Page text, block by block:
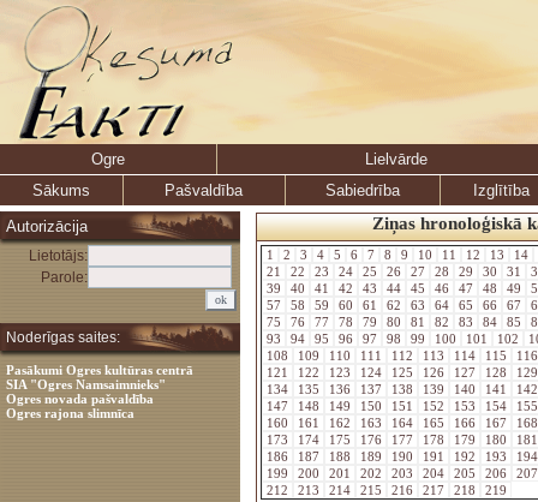
Ogre
Lielvārde
Sākums
Pašvaldība Sabiedrība
Izglītība
Autorizācija
Lietotājs:
Parole:
Noderīgas saites:
Pasākumi Ogres kultūras centrā
SIA "Ogres Namsaimnieks"
Ogres novada pašvaldība
Ogres rajona slimnīca
Ziņas hronoloģiskā
1 2 3 4 5 6 7 8 9 10 11 12 13 14
21
22 23 24 25 26 27 28 29 30 31
39
40 41 42 43 44 45 46 47 48 49
57
58 59 60 61 62 63 64 65 66 67
75
76 77 78 79 80 81 82 83 84 85
93
94 95 96 97 98 99 100 101 102
108
109 110 111 112 113 114 115
121
122 123 124 125 126 127 128
134
135 136 137 138 139 140 141
147
148 149 150 151 152 153 154
160
161 162 163 164 165 166 167
173
174 175 176 177 178 179 180
186
187 188 189 190 191 192 193
199
200 201 202 203 204 205 206
212
213 214 215 216 217 218 219